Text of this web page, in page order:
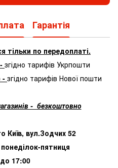
Гарантія
тільки по передоплаті.
згідно тарифів Укрпошти
-згідно тарифів Нової пошти
- безкоштовно
Київ, вул.Зодчих 52
пятниця
17:00